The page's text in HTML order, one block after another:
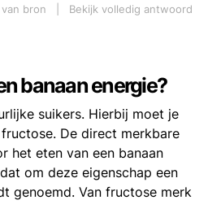
bron
Bekijk volledig antwoord
banaan energie?
suikers. Hierbij moet je
De direct merkbare
het eten van een banaan
om deze eigenschap een
genoemd. Van fructose merk